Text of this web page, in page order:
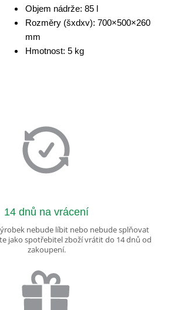
Objem nádrže: 85 l
Rozměry (šxdxv): 700×500×260
mm
Hmotnost: 5 kg
14 dnů na vrácení
nebude líbit nebo nebude splňovat
jako spotřebitel zboží vrátit do 14 dnů od
zakoupení.